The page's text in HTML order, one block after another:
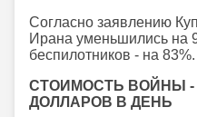
Согласно заявлению
Ирана уменьшились на
беспилотников - на 83%.
СТОИМОСТЬ ВОЙНЫ -
ДОЛЛАРОВ В ДЕНЬ